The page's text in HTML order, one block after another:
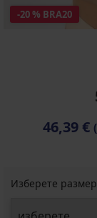
-20 % BRA20
46,39 €
Изберете размер